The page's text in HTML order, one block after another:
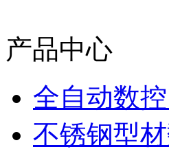
产品中心
全自动数
不锈钢型